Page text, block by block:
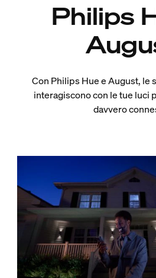
Philips
Con Philips Hue e August, le
interagiscono con le tue luci
davvero